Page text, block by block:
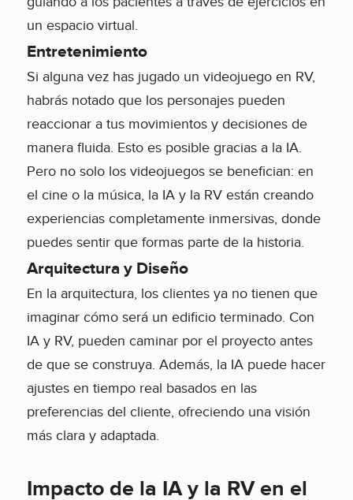
un espacio virtual.
Entretenimiento
Si alguna vez has jugado un videojuego en RV,
habrás notado que los personajes pueden
reaccionar a tus movimientos y decisiones de
manera fluida. Esto es posible gracias a la IA.
Pero no solo los videojuegos se benefician: en
el cine o la música, la IA y la RV están creando
experiencias completamente inmersivas, donde
puedes sentir que formas parte de la historia.
Arquitectura y Diseño
En la arquitectura, los clientes ya no tienen que
imaginar cómo será un edificio terminado. Con
IA y RV, pueden caminar por el proyecto antes
de que se construya. Además, la IA puede hacer
ajustes en tiempo real basados en las
preferencias del cliente, ofreciendo una visión
más clara y adaptada.
Impacto de la IA y la RV en el